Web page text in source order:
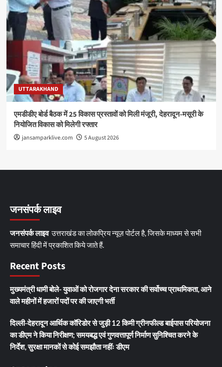
UTTARAKHAND
एमडीडीए बोर्ड बैठक में 25 विकास प्रस्तावों को मिली मंजूरी, देहरादून-मसूरी के
नियोजित विकास को मिलेगी रफ्तार
jansamparklive.com 5 August 2026
जनसंपर्क लाइव
जनसंपर्क लाइवउत्तराखंड का लोकप्रिय न्यूज़ पोर्टल है, जिसके माध्यम से सभी
समाचार हिंदी में प्रकाशित किये जाते हैं.
Recent Posts
मुख्यमंत्री धामी बोले- युवाओं को रोजगार देना सरकार की सर्वोच्च प्राथमिकता, आने
वाले महीनों में हजारों पदों पर की जाएगी भर्ती
दिल्ली-देहरादून आर्थिक कॉरिडोर से जुड़ी 12 किमी ग्रीनफील्ड बाईपास परियोजना
का डीएम ने किया निरीक्षण; समयबद्ध एवं गुणवत्तापूर्ण निर्माण सुनिश्चित करने के
निर्देश, सुरक्षा मानकों से कोई समझौता नहींः डीएम